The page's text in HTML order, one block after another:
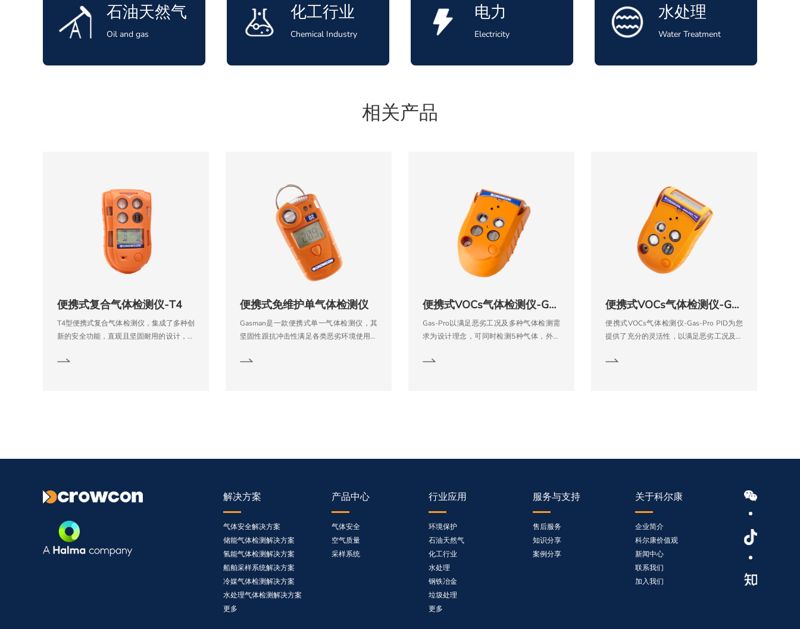
石油天然气
Oil and gas
化工行业
Chemical Industry
电力
Electricity
水处理
Water Treatment
相关产品
便携式复合气体检测仪-T4
T4型便携式复合气体检测仪，集成了多种创
新的安全功能，直观且坚固耐用的设计，为
护。
便携式免维护单气体检测仪
Gasman是一款便携式单一气体检测仪，其
坚固性跟抗冲击性满足各类恶劣环境使用，
击，坚固耐用，防护等级达到IP65。
便携式VOCs气体检测仪-Gas-Pro
Gas-Pro以满足恶劣工况及多种气体检测需
求为设计理念，可同时检测5种气体，外形
环境和日常使用要求。
便携式VOCs气体检测仪-Gas-Pro PID
便携式VOCs气体检测仪-Gas-Pro PID为您
提供了充分的灵活性，以满足恶劣工况及多
种气体，外形小巧新颖、坚固耐用，可满足
解决方案
气体安全解决方案
储能气体检测解决方案
氢能气体检测解决方案
船舶采样系统解决方案
冷媒气体检测解决方案
水处理气体检测解决方案
更多
产品中心
气体安全
空气质量
采样系统
行业应用
环境保护
石油天然气
化工行业
水处理
钢铁冶金
垃圾处理
更多
服务与支持
售后服务
知识分享
案例分享
关于科尔康
企业简介
科尔康价值观
新闻中心
联系我们
加入我们